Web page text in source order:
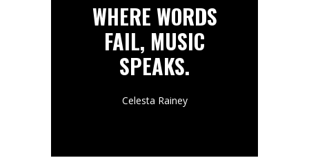
WHERE WORDS
FAIL, MUSIC
SPEAKS.
Celesta Rainey